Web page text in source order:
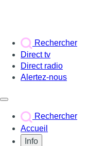
Rechercher
Direct tv
Direct radio
Alertez-nous
Rechercher
Accueil
Info